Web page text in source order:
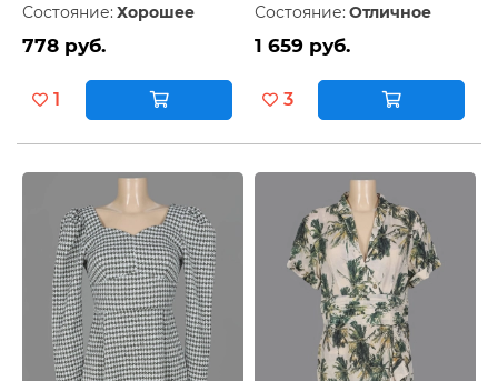
Состояние: Хорошее
778 руб.
1
Состояние: Отличное
1 659 руб.
3